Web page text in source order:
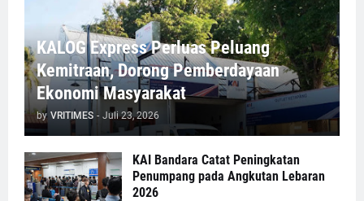
KALOG Express Perluas Peluang
Kemitraan, Dorong Pemberdayaan
Ekonomi Masyarakat
by VRITIMES - Juli 23, 2026
KAI Bandara Catat Peningkatan
Penumpang pada Angkutan Lebaran
2026